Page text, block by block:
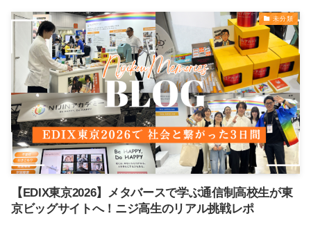
未分類
【EDIX東京2026】メタバースで学ぶ通信制高校生が東
京ビッグサイトへ！ニジ高生のリアル挑戦レポ